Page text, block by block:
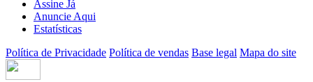
Assine Já
Anuncie Aqui
Estatísticas
Política de Privacidade Política de vendas Base legal Mapa do site